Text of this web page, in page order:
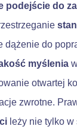
podejście do
dążenie do
myślenia
otwartej
zwrotne.
leży nie tylko